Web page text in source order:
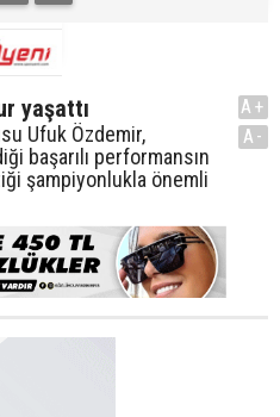
yaşattı
Ufuk Özdemir,
başarılı performansın
şampiyonlukla önemli
A+
A-